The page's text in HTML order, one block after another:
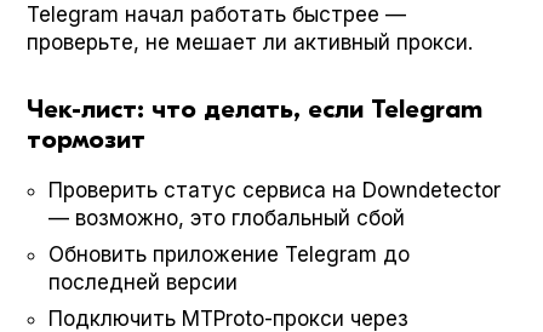
Telegram начал работать быстрее —
проверьте, не мешает ли активный прокси.
Чек-лист: что делать, если Telegram
тормозит
Проверить статус сервиса на Down­de­tec­tor
— возможно, это глобальный сбой
Обновить приложение Telegram до
последней версии
Подключить MTPro­to-прокси через